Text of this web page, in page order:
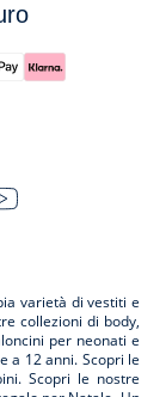
Youtube
varietà di vestiti e
collezioni di body,
per neonati e
a 12 anni. Scopri le
Scopri le nostre